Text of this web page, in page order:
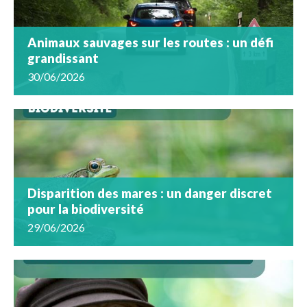
Animaux sauvages sur les routes : un défi
grandissant
30/06/2026
Disparition des mares : un danger discret
pour la biodiversité
29/06/2026